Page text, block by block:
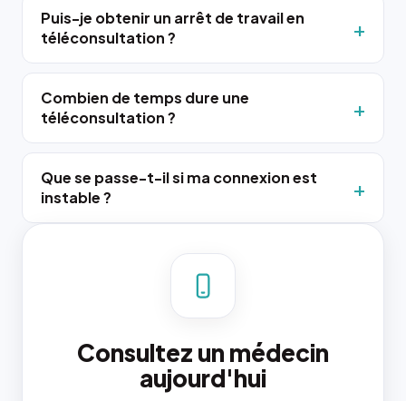
Puis-je obtenir un arrêt de travail en
téléconsultation ?
Combien de temps dure une
téléconsultation ?
Que se passe-t-il si ma connexion est
instable ?
Consultez un médecin
aujourd'hui